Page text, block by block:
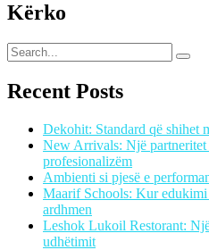
Kërko
Recent Posts
Dekohit: Standard që shihet
New Arrivals: Një
profesionalizëm
Ambienti si pjesë e
Maarif Schools: Kur
ardhmen
Leshok Lukoil Restorant:
udhëtimit